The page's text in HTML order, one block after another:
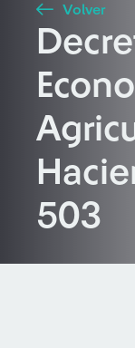
Buscar
Volver
503